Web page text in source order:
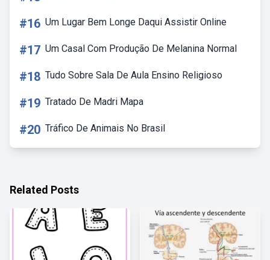
#16 Um Lugar Bem Longe Daqui Assistir Online
#17 Um Casal Com Produção De Melanina Normal
#18 Tudo Sobre Sala De Aula Ensino Religioso
#19 Tratado De Madri Mapa
#20 Tráfico De Animais No Brasil
Related Posts